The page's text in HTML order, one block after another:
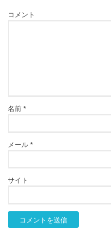
コメント
名前*
メール*
サイト